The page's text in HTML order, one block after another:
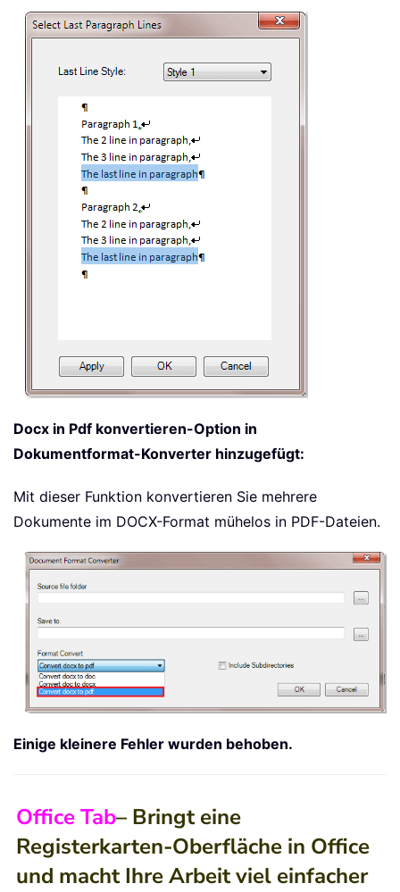
Docx in Pdf konvertieren-Option in
Dokumentformat-Konverter hinzugefügt:
Mit dieser Funktion konvertieren Sie mehrere
Dokumente im DOCX-Format mühelos in PDF-Dateien.
Einige kleinere Fehler wurden behoben.
Office Tab– Bringt eine
Registerkarten-Oberfläche in Office
und macht Ihre Arbeit viel einfacher